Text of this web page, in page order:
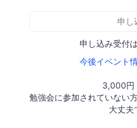
申し
申し込み受付
今後イベント
3,000円
勉強会に参加されていない
大丈夫